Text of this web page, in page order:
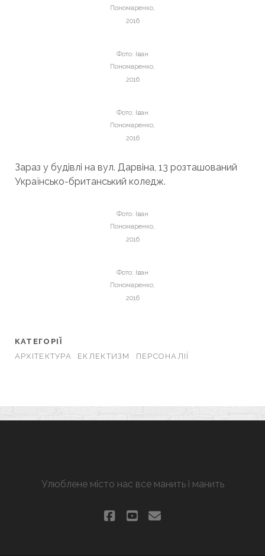
Пономаренко,
2016
Фото: Іван
Пономаренко,
2016
Фото: Іван
Пономаренко,
2016
Зараз у будівлі на вул. Дарвіна, 13 розташований
Українсько-британський коледж.
Фото: Іван
Пономаренко,
2016
Фото: Іван
Пономаренко,
2016
КАТЕГОРІЇ
АРХІТЕКТУРА
ЕКЛЕКТИЗМ ПЕРСОНАЛІЇ
Улюблене місто нас все манить і манить
facebook
youtube
email